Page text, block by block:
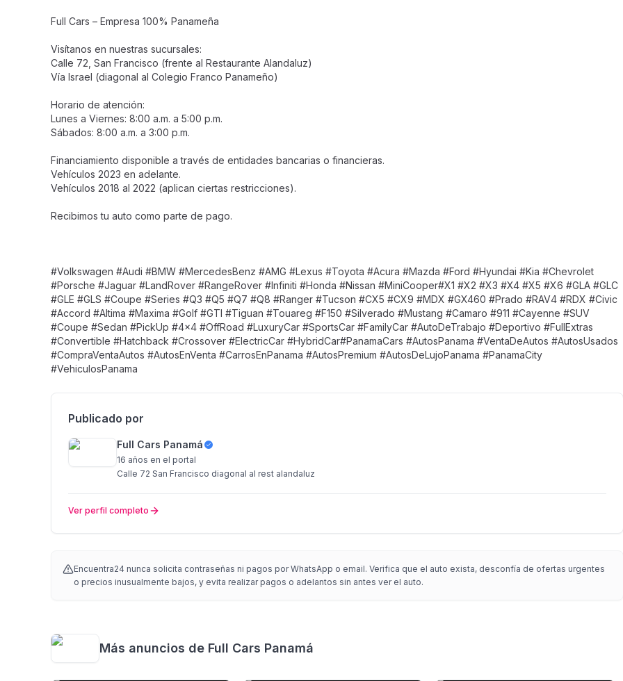
Full Cars – Empresa 100% Panameña
Visítanos en nuestras sucursales:
Calle 72, San Francisco (frente al Restaurante Alandaluz)
Vía Israel (diagonal al Colegio Franco Panameño)
Horario de atención:
Lunes a Viernes: 8:00 a.m. a 5:00 p.m.
Sábados: 8:00 a.m. a 3:00 p.m.
Financiamiento disponible a través de entidades bancarias o financieras.
Vehículos 2023 en adelante.
Vehículos 2018 al 2022 (aplican ciertas restricciones).
Recibimos tu auto como parte de pago.
#Volkswagen #Audi #BMW #MercedesBenz #AMG #Lexus #Toyota #Acura #Mazda #Ford #Hyundai #Kia #Chevrolet
#Porsche #Jaguar #LandRover #RangeRover #Infiniti #Honda #Nissan #MiniCooper#X1 #X2 #X3 #X4 #X5 #X6 #GLA #GLC
#GLE #GLS #Coupe #Series #Q3 #Q5 #Q7 #Q8 #Ranger #Tucson #CX5 #CX9 #MDX #GX460 #Prado #RAV4 #RDX #Civic
#Accord #Altima #Maxima #Golf #GTI #Tiguan #Touareg #F150 #Silverado #Mustang #Camaro #911 #Cayenne #SUV
#Coupe #Sedan #PickUp #4x4 #OffRoad #LuxuryCar #SportsCar #FamilyCar #AutoDeTrabajo #Deportivo #FullExtras
#Convertible #Hatchback #Crossover #ElectricCar #HybridCar#PanamaCars #AutosPanama #VentaDeAutos #AutosUsados
#CompraVentaAutos #AutosEnVenta #CarrosEnPanama #AutosPremium #AutosDeLujoPanama #PanamaCity
#VehiculosPanama
Publicado por
Full Cars Panamá
16 años en el portal
Calle 72 San Francisco diagonal al rest alandaluz
Ver perfil completo
Encuentra24 nunca solicita contraseñas ni pagos por WhatsApp o email. Verifica que el auto exista, desconfía de ofertas urgentes
o precios inusualmente bajos, y evita realizar pagos o adelantos sin antes ver el auto.
Más anuncios de Full Cars Panamá